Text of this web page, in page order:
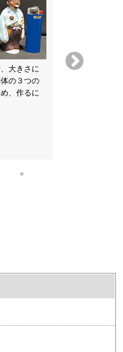
大きさに
の３つの
、作るに